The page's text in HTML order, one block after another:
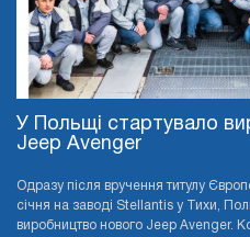
У Польщі стартувало
Jeep Avenger
Одразу після вручення титулу
січня на заводі Stellantis у Тихи,
виробництво нового Jeep Avenger.